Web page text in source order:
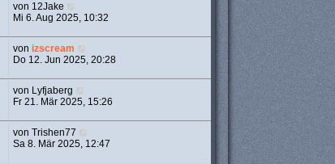
von 12Jake
Mi 6. Aug 2025, 10:32
von izscream
Do 12. Jun 2025, 20:28
von Lyfjaberg
Fr 21. Mär 2025, 15:26
vonTrishen77
Sa 8. Mär 2025, 12:47